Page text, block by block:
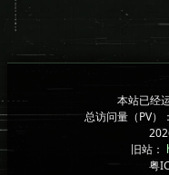
本站已经
总访问量（PV）
旧站：
粤